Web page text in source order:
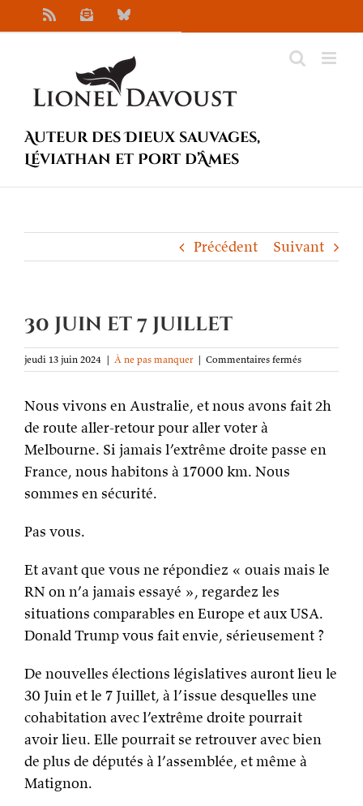
au
NewsletterBluesky
Auteur des Dieux sauvages,
Léviathan et Port d’Âmes
Précédent Suivant
30 juin et 7 juillet
jeudi 13 juin 2024 | À ne pas manquer | Commentaires ferméssur
30
et
Nous vivons en Australie, et nous avons fait 2h
de route aller-retour pour aller voter à
Melbourne. Si jamais l’extrême droite passe en
France, nous habitons à 17000 km. Nous
sommes en sécurité.
Pas vous.
Et avant que vous ne répondiez « ouais mais le
RN on n’a jamais essayé », regardez les
situations comparables en Europe et aux USA.
Donald Trump vous fait envie, sérieusement ?
De nouvelles élections législatives auront lieu le
30 Juin et le 7 Juillet, à l’issue desquelles une
cohabitation avec l’extrême droite pourrait
avoir lieu. Elle pourrait se retrouver avec bien
de plus de députés à l’assemblée, et même à
Matignon.